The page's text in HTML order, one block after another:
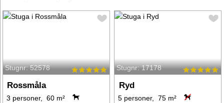
Stugnr: 52578
Rossmåla
3 personer, 60 m²
Stugnr: 17178
Ryd
5 personer, 75 m²